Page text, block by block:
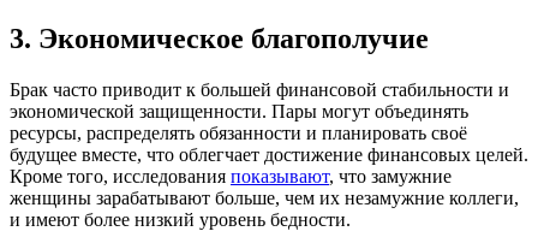
3. Экономическое благополучие
Брак часто приводит к большей финансовой стабильности и
экономической защищенности. Пары могут объединять
ресурсы, распределять обязанности и планировать своё
будущее вместе, что облегчает достижение финансовых целей.
Кроме того, исследования показывают, что замужние
женщины зарабатывают больше, чем их незамужние коллеги,
и имеют более низкий уровень бедности.